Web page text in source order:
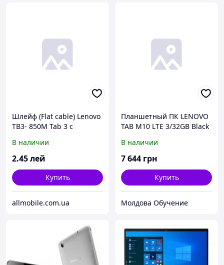
Шлейф (Flat cable) Lenovo
TB3- 850M Tab 3 с
В наличии
2.45лей
Купить
allmobile.com.ua
Планшетный ПК LENOVO
TAB M10 LTE 3/32GB Black
В наличии
7 644 грн
Купить
Молдова Обучение